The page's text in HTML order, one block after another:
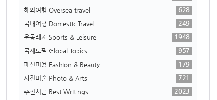
해외여행 Oversea travel
628
국내여행 Domestic Travel
249
운동레저 Sports & Leisure
1948
국제토픽 Global Topics
957
패션미용 Fashion & Beauty
179
사진미술 Photo & Arts
721
추천시글 Best Writings
2023